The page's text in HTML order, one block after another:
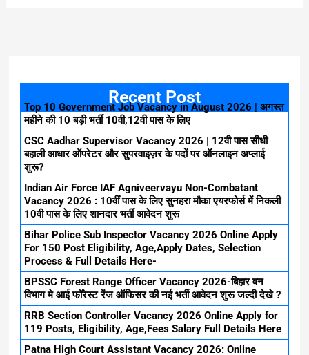
Recent Post
Top 10 Government Job Vacancy in August 2026 | अगस्त
महीने की 10 बड़ी भर्ती 10वी,12वी पास के लिए
CSC Aadhar Supervisor Vacancy 2026 | 12वी पास सीधी
बहाली आधार ऑपरेटर और सुपरवाइज़र के पदों पर ऑनलाइन अप्लाई
शुरू?
Indian Air Force IAF Agniveervayu Non-Combatant
Vacancy 2026 : 10वीं पास के लिए सुनहरा मौका एयरफोर्स में निकली
10वी पास के लिए शानदार भर्ती आवेदन शुरू
Bihar Police Sub Inspector Vacancy 2026 Online Apply
For 150 Post Eligibility, Age,Apply Dates, Selection
Process & Full Details Here-
BPSSC Forest Range Officer Vacancy 2026-बिहार वन
विभाग मे आई फॉरेस्ट रेंज ऑफिसर की नई भर्ती आवेदन शुरू जल्दी देखे ?
RRB Section Controller Vacancy 2026 Online Apply for
119 Posts, Eligibility, Age,Fees Salary Full Details Here
Patna High Court Assistant Vacancy 2026: Online